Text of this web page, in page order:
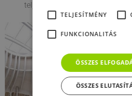
teljesítmény
TELJESÍTMÉNY
FUNKCIONALITÁS
ÖSSZES
ÖSSZES